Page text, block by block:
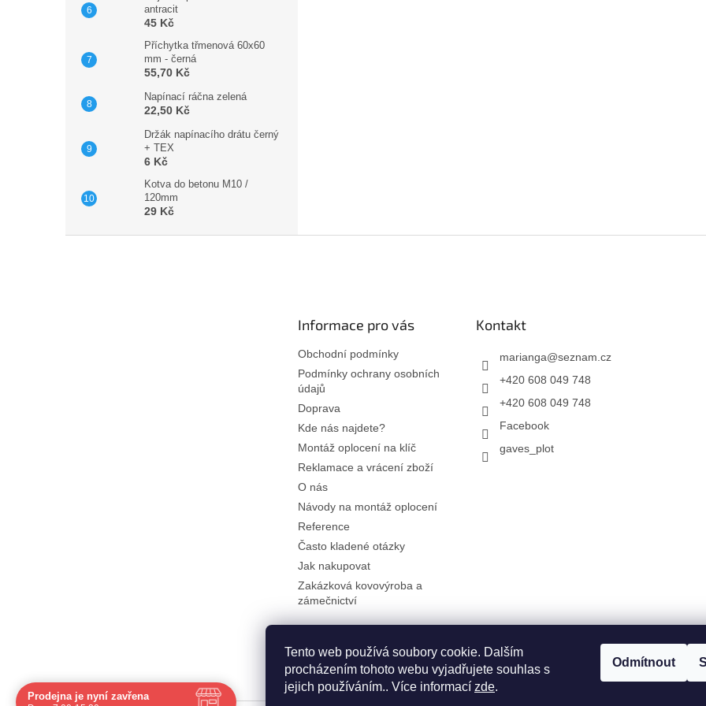
Tento web používá soubory cookie. Dalším
procházením tohoto webu vyjadřujete souhlas s
jejich používáním.. Více informací zde.
Odmítnout
antracit
45 Kč
Příchytka třmenová 60x60
mm - černá
55,70 Kč
Napínací ráčna zelená
22,50 Kč
Držák napínacího drátu černý
+ TEX
6 Kč
Kotva do betonu M10 /
120mm
29 Kč
Informace pro vás
Obchodní podmínky
Podmínky ochrany osobních
údajů
Doprava
Kde nás najdete?
Montáž oplocení na klíč
Reklamace a vrácení zboží
O nás
Návody na montáž oplocení
Reference
Často kladené otázky
Jak nakupovat
Zakázková kovovýroba a
zámečnictví
Kontakt
marianga@seznam.cz
+420 608 049 748
+420 608 049 748
Facebook
gaves_plot
Facebook
Prodejna je nyní zavřena
Navštivte nás osobně